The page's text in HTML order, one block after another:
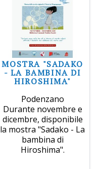
MOSTRA "SADAKO
- LA BAMBINA DI
HIROSHIMA"
Podenzano
Durante novembre e
dicembre, disponibile
la mostra "Sadako - La
bambina di
Hiroshima".